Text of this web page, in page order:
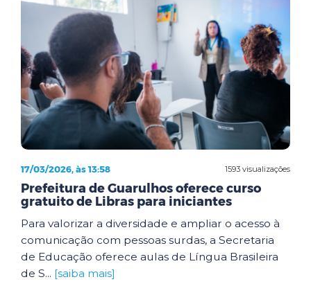
1593 visualizações
17/03/2026, às 13:58
Prefeitura de Guarulhos oferece curso
gratuito de Libras para iniciantes
Para valorizar a diversidade e ampliar o acesso à
comunicação com pessoas surdas, a Secretaria
de Educação oferece aulas de Língua Brasileira
de S... [saiba mais]